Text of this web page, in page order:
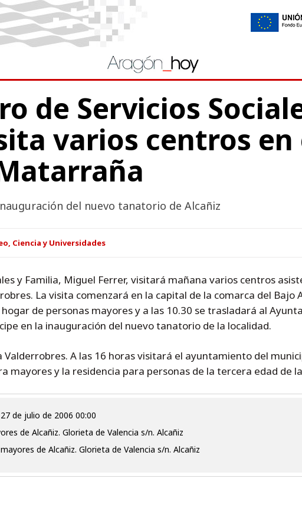
de Servicios
varios centros en
del nuevo tanatorio de Alcañiz
Ciencia y Universidades
y Familia, Miguel Ferrer, visitará mañana varios centros
La visita comenzará en la capital de la comarca del Bajo
de personas mayores y a las 10.30 se trasladará al
en la inauguración del nuevo tanatorio de la localidad.
A las 16 horas visitará el ayuntamiento del
mayores y la residencia para personas de la tercera edad de
de julio de 2006 00:00
de Alcañiz. Glorieta de Valencia s/n. Alcañiz
de Alcañiz. Glorieta de Valencia s/n. Alcañiz